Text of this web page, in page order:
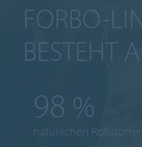
FORBO-
BESTEHT
98 %
natürlichen